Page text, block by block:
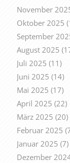
November
Oktober 2025
September
August 2025
Juli 2025 (11)
Juni 2025 (14)
Mai 2025 (17)
April 2025 (22)
März 2025 (20)
Februar 2025
Januar 2025 (7)
Dezember